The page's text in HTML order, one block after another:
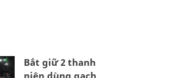
Bắt giữ 2 thanh
niên dùng gạch